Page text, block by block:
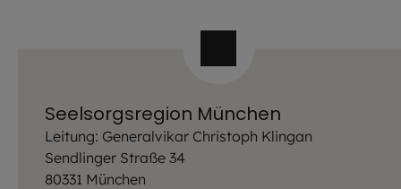
Seelsorgsregion München
Leitung: Generalvikar Christoph Klingan
Sendlinger Straße 34
80331 München